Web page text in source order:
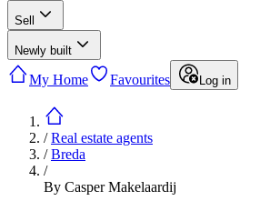
Sell
Newly built
My Home Favourites Log in
/Real estate agents
/Breda
/
By Casper Makelaardij